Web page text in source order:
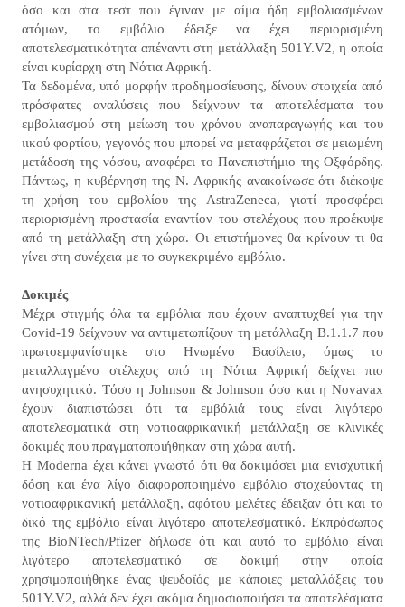
όσο και στα τεστ που έγιναν με αίμα ήδη εμβολιασμένων
ατόμων, το εμβόλιο έδειξε να έχει περιορισμένη
αποτελεσματικότητα απέναντι στη μετάλλαξη 501Υ.V2, η οποία
είναι κυρίαρχη στη Νότια Αφρική.
Τα δεδομένα, υπό μορφήν προδημοσίευσης, δίνουν στοιχεία από
πρόσφατες αναλύσεις που δείχνουν τα αποτελέσματα του
εμβολιασμού στη μείωση του χρόνου αναπαραγωγής και του
ιικού φορτίου, γεγονός που μπορεί να μεταφράζεται σε μειωμένη
μετάδοση της νόσου, αναφέρει το Πανεπιστήμιο της Οξφόρδης.
Πάντως, η κυβέρνηση της Ν. Αφρικής ανακοίνωσε ότι διέκοψε
τη χρήση του εμβολίου της AstraZeneca, γιατί προσφέρει
περιορισμένη προστασία εναντίον του στελέχους που προέκυψε
από τη μετάλλαξη στη χώρα. Οι επιστήμονες θα κρίνουν τι θα
γίνει στη συνέχεια με το συγκεκριμένο εμβόλιο.
Δοκιμές
Μέχρι στιγμής όλα τα εμβόλια που έχουν αναπτυχθεί για την
Covid-19 δείχνουν να αντιμετωπίζουν τη μετάλλαξη Β.1.1.7 που
πρωτοεμφανίστηκε στο Ηνωμένο Βασίλειο, όμως το
μεταλλαγμένο στέλεχος από τη Νότια Αφρική δείχνει πιο
ανησυχητικό. Tόσο η Johnson & Johnson όσο και η Novavax
έχουν διαπιστώσει ότι τα εμβόλιά τους είναι λιγότερο
αποτελεσματικά στη νοτιοαφρικανική μετάλλαξη σε κλινικές
δοκιμές που πραγματοποιήθηκαν στη χώρα αυτή.
Η Moderna έχει κάνει γνωστό ότι θα δοκιμάσει μια ενισχυτική
δόση και ένα λίγο διαφοροποιημένο εμβόλιο στοχεύοντας τη
νοτιοαφρικανική μετάλλαξη, αφότου μελέτες έδειξαν ότι και το
δικό της εμβόλιο είναι λιγότερο αποτελεσματικό. Εκπρόσωπος
της BioNTech/Pfizer δήλωσε ότι και αυτό το εμβόλιο είναι
λιγότερο αποτελεσματικό σε δοκιμή στην οποία
χρησιμοποιήθηκε ένας ψευδοϊός με κάποιες μεταλλάξεις του
501Υ.V2, αλλά δεν έχει ακόμα δημοσιοποιήσει τα αποτελέσματα